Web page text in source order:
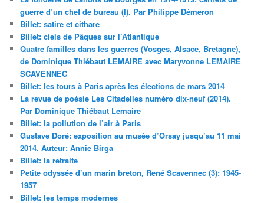
guerre d’un chef de bureau (I). Par Philippe Démeron
Billet: satire et cithare
Billet: ciels de Pâques sur l’Atlantique
Quatre familles dans les guerres (Vosges, Alsace, Bretagne),
de Dominique Thiébaut LEMAIRE avec Maryvonne LEMAIRE
SCAVENNEC
Billet: les tours à Paris après les élections de mars 2014
La revue de poésie Les Citadelles numéro dix-neuf (2014).
Par Dominique Thiébaut Lemaire
Billet: la pollution de l’air à Paris
Gustave Doré: exposition au musée d’Orsay jusqu’au 11 mai
2014. Auteur: Annie Birga
Billet: la retraite
Petite odyssée d’un marin breton, René Scavennec (3): 1945-
1957
Billet: les temps modernes